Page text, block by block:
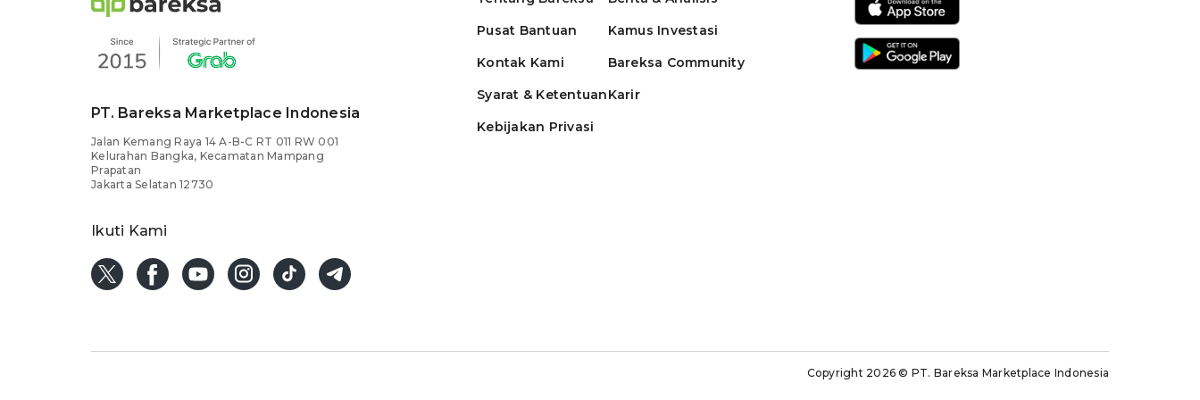
PT. Bareksa Marketplace Indonesia
Jalan Kemang Raya 14 A-B-C RT 011 RW 001
Kelurahan Bangka, Kecamatan Mampang
Prapatan
Jakarta Selatan 12730
Ikuti Kami
Pusat Bantuan
Kontak Kami
Syarat & Ketentuan
Kebijakan Privasi
Kamus Investasi
Bareksa Community
Karir
Copyright 2026© PT. Bareksa Marketplace Indonesia